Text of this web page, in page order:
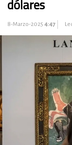
dólares
8-Marzo-2025 4:47